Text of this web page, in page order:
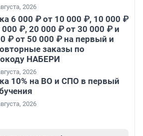
2026
6 000 ₽ от 10 000 ₽, 10 000 ₽
000 ₽, 20 000 ₽ от 30 000 ₽ и
₽ от 50 000 ₽ на первый и
заказы по
НАБЕРИ
2026
10% на ВО и СПО в первый
2026